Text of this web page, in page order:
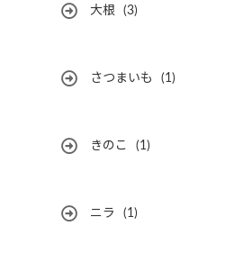
大根 (3)
さつまいも (1)
きのこ (1)
ニラ (1)